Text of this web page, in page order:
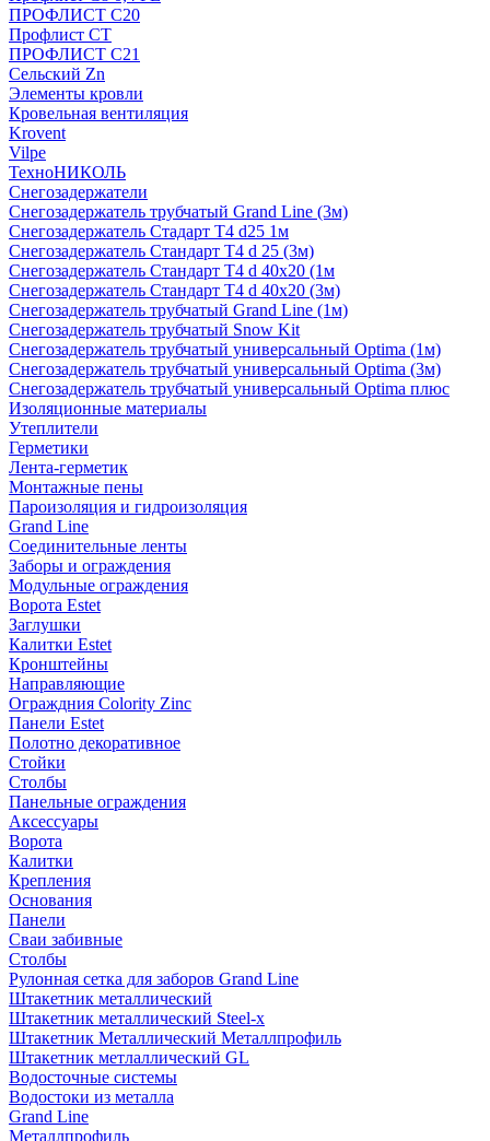
ПРОФЛИСТ С20
Профлист СТ
ПРОФЛИСТ С21
Сельский Zn
Элементы кровли
Кровельная вентиляция
Krovent
Vilpe
ТехноНИКОЛЬ
Снегозадержатели
Снегозадержатель трубчатый Grand Line (3м)
Снегозадержатель Стадарт Т4 d25 1м
Снегозадержатель Стандарт Т4 d 25 (3м)
Снегозадержатель Стандарт Т4 d 40х20 (1м
Снегозадержатель Стандарт Т4 d 40х20 (3м)
Снегозадержатель трубчатый Grand Line (1м)
Снегозадержатель трубчатый Snow Kit
Снегозадержатель трубчатый универсальный Optima (1м)
Снегозадержатель трубчатый универсальный Optima (3м)
Снегозадержатель трубчатый универсальный Optima плюс
Изоляционные материалы
Утеплители
Герметики
Лента-герметик
Монтажные пены
Пароизоляция и гидроизоляция
Grand Line
Соединительные ленты
Заборы и ограждения
Модульные ограждения
Ворота Estet
Заглушки
Калитки Estet
Кронштейны
Направляющие
Ограждния Colority Zinc
Панели Estet
Полотно декоративное
Стойки
Столбы
Панельные ограждения
Аксессуары
Ворота
Калитки
Крепления
Основания
Панели
Сваи забивные
Столбы
Рулонная сетка для заборов Grand Line
Штакетник металлический
Штакетник металлический Steel-x
Штакетник Металлический Металлпрофиль
Штакетник метлаллический GL
Водосточные системы
Водостоки из металла
Grand Line
Металлпрофиль